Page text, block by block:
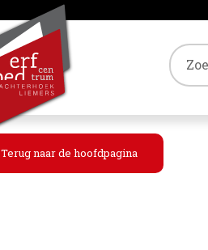
Terug naar de hoofdpagina